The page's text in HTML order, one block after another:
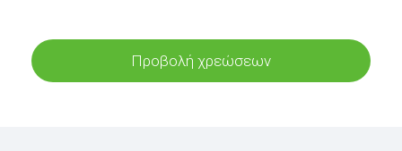
Προβολή χρεώσεων